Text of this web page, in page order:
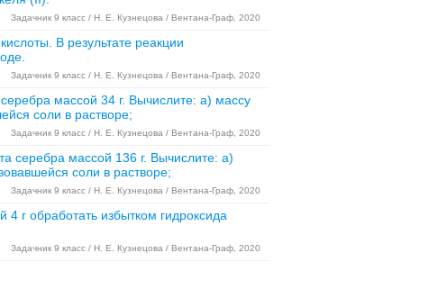
Задачник 9 класс / Н. Е. Кузнецова / Вентана-Граф, 2020
В результате реакции
Задачник 9 класс / Н. Е. Кузнецова / Вентана-Граф, 2020
массой 34 г. Вычислите: а) массу
соли в растворе;
Задачник 9 класс / Н. Е. Кузнецова / Вентана-Граф, 2020
серебра массой 136 г. Вычислите: а)
соли в растворе;
Задачник 9 класс / Н. Е. Кузнецова / Вентана-Граф, 2020
г обработать избытком гидроксида
Задачник 9 класс / Н. Е. Кузнецова / Вентана-Граф, 2020